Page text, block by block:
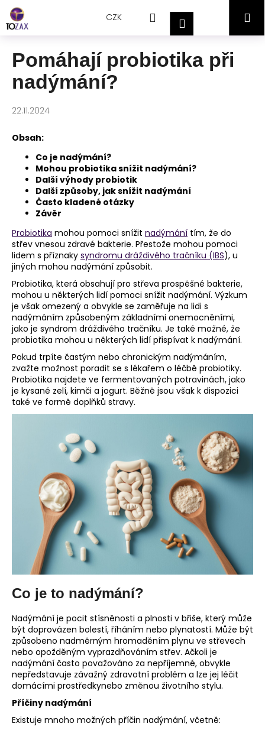
Přejít
obsah
CZK HledatPřihlášeníNákupní
košík
Pomáhají probiotika při
nadýmání?
22.11.2024
Obsah:
Co je nadýmání?
Mohou probiotika snížit nadýmání?
Další výhody probiotik
Další způsoby, jak snížit nadýmání
Často kladené otázky
Závěr
Probiotika mohou pomoci snížit nadýmání tím, že do
střev vnesou zdravé bakterie. Přestože mohou pomoci
lidem s příznaky syndromu dráždivého tračníku (IBS), u
jiných mohou nadýmání způsobit.
Probiotika, která obsahují pro střeva prospěšné bakterie,
mohou u některých lidí pomoci snížit nadýmání. Výzkum
je však omezený a obvykle se zaměřuje na lidi s
nadýmáním způsobeným základními onemocněními,
jako je syndrom dráždivého tračníku. Je také možné, že
probiotika mohou u některých lidí přispívat k nadýmání.
Pokud trpíte častým nebo chronickým nadýmáním,
zvažte možnost poradit se s lékařem o léčbě probiotiky.
Probiotika najdete ve fermentovaných potravinách, jako
je kysané zelí, kimči a jogurt. Běžně jsou však k dispozici
také ve formě doplňků stravy.
Co je to nadýmání?
Nadýmání je pocit stísněnosti a plnosti v břiše, který může
být doprovázen bolestí, říháním nebo plynatostí. Může být
způsobeno nadměrným hromaděním plynu ve střevech
nebo opožděným vyprazdňováním střev. Ačkoli je
nadýmání často považováno za nepříjemné, obvykle
nepředstavuje závažný zdravotní problém a lze jej léčit
domácími prostředkynebo změnou životního stylu.
Příčiny nadýmání
Existuje mnoho možných příčin nadýmání, včetně:
o
C
o
o
ř
t
e
n
a
j
í
t
?
HLEDAT
e